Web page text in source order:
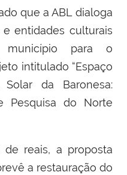
que a ABL dialoga
entidades culturais
para o
intitulado “Espaço
da Baronesa:
Pesquisa do Norte
de reais, a proposta
a restauração do